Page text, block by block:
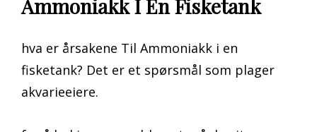
Ammoniakk I En Fisketank
hva er årsakene Til Ammoniakk i en
fisketank? Det er et spørsmål som plager
akvarieeiere.